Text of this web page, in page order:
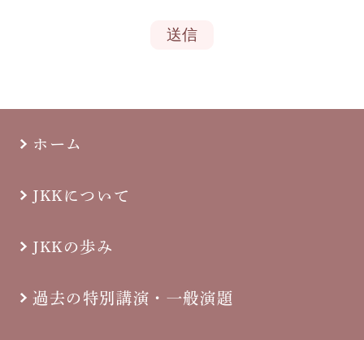
ホーム
JKKについて
JKKの歩み
過去の特別講演・一般演題